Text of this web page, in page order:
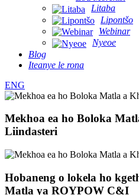
Litaba
Lipontšo
Webinar
Nyeoe
Blog
Iteanye le rona
ENG
Mekhoa ea ho Boloka
Liindasteri
Hobaneng o lokela ho
Matla ya ROYPOW C&I